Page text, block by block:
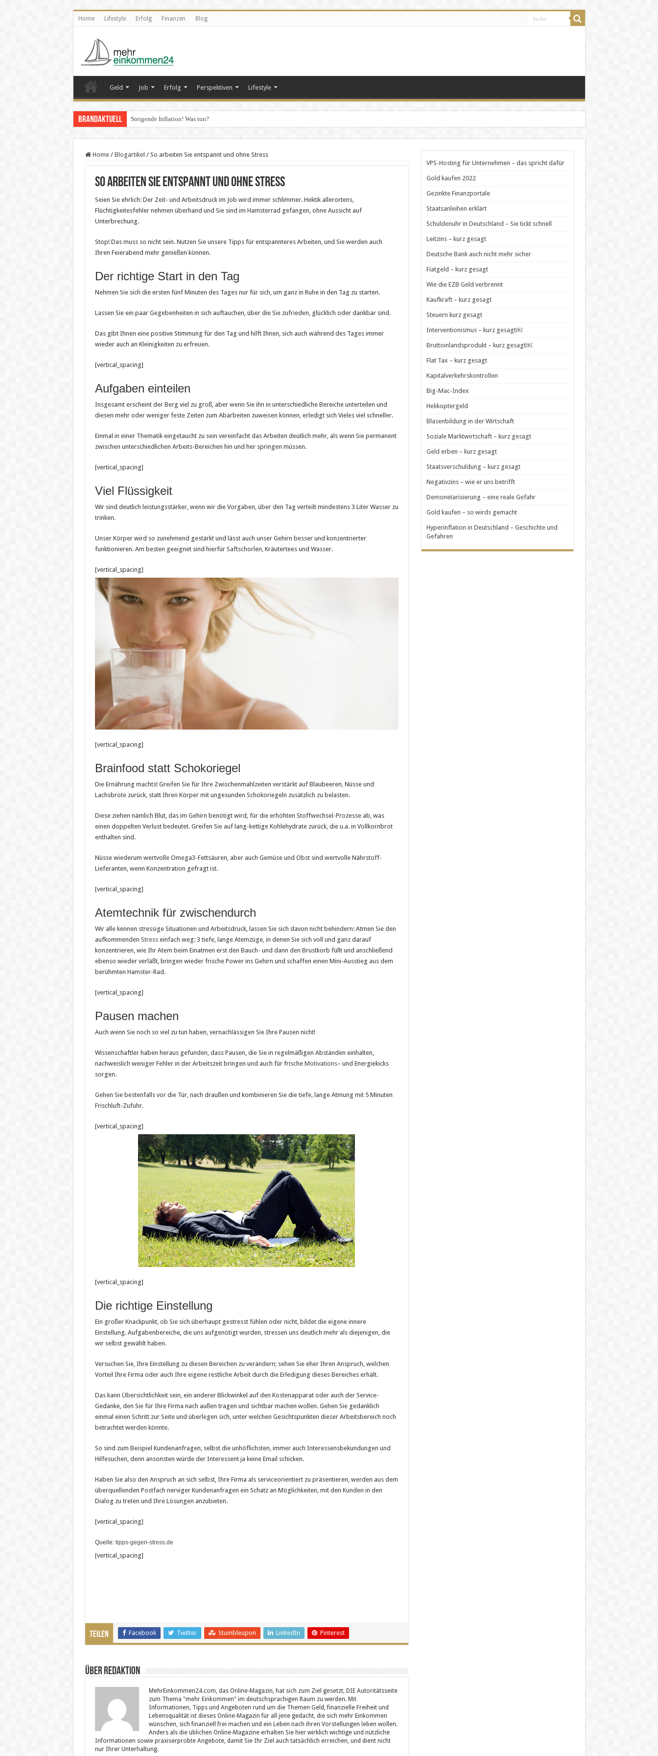
Home Lifestyle Erfolg Finanzen Blog
Geld Job Erfolg Perspektiven Lifestyle
Brandaktuell Steigende Inflation! Was tun?
Home / Blogartikel / So arbeiten Sie entspannt und ohne Stress
So arbeiten Sie entspannt und ohne Stress
Seien Sie ehrlich: Der Zeit- und Arbeitsdruck im Job wird immer schlimmer. Hektik allerortens,
Flüchtigkeitesfehler nehmen überhand und Sie sind im Hamsterrad gefangen, ohne Aussicht auf
Unterbrechung.
Stop! Das muss so nicht sein. Nutzen Sie unsere Tipps für entspannteres Arbeiten, und Sie werden auch
Ihren Feierabend mehr genießen können.
Der richtige Start in den Tag
Nehmen Sie sich die ersten fünf Minuten des Tages nur für sich, um ganz in Ruhe in den Tag zu starten.
Lassen Sie ein paar Gegebenheiten in sich auftauchen, über die Sie zufrieden, glücklich oder dankbar sind.
Das gibt Ihnen eine positive Stimmung für den Tag und hilft Ihnen, sich auch während des Tages immer
wieder auch an Kleinigkeiten zu erfreuen.
[vertical_spacing]
Aufgaben einteilen
Insgesamt erscheint der Berg viel zu groß, aber wenn Sie ihn in unterschiedliche Bereiche unterteilen und
diesen mehr oder weniger feste Zeiten zum Abarbeiten zuweisen können, erledigt sich Vieles viel schneller.
Einmal in einer Thematik eingetaucht zu sein vereinfacht das Arbeiten deutlich mehr, als wenn Sie permanent
zwischen unterschiedlichen Arbeits-Bereichen hin und her springen müssen.
[vertical_spacing]
Viel Flüssigkeit
Wir sind deutlich leistungsstärker, wenn wir die Vorgaben, über den Tag verteilt mindestens 3 Liter Wasser zu
trinken.
Unser Körper wird so zunehmend gestärkt und lässt auch unser Gehirn besser und konzentrierter
funktionieren. Am besten geeignet sind hierfür Saftschorlen, Kräutertees und Wasser.
[vertical_spacing]
[vertical_spacing]
Brainfood statt Schokoriegel
Die Ernährung machts! Greifen Sie für Ihre Zwischenmahlzeiten verstärkt auf Blaubeeren, Nüsse und
Lachsbrote zurück, statt Ihren Körper mit ungesunden Schokoriegeln zusätzlich zu belasten.
Diese ziehen nämlich Blut, das im Gehirn benötigt wird, für die erhöhten Stoffwechsel-Prozesse ab, was
einen doppelten Verlust bedeutet. Greifen Sie auf lang-kettige Kohlehydrate zurück, die u.a. in Vollkornbrot
enthalten sind.
Nüsse wiederum wertvolle Omega3-Fettsäuren, aber auch Gemüse und Obst sind wertvolle Nährstoff-
Lieferanten, wenn Konzentration gefragt ist.
[vertical_spacing]
Atemtechnik für zwischendurch
Wir alle kennen stressige Situationen und Arbeitsdruck, lassen Sie sich davon nicht behindern: Atmen Sie den
aufkommenden Stresseinfach weg: 3 tiefe, lange Atemzüge, in denen Sie sich voll und ganz darauf
konzentrieren, wie Ihr Atem beim Einatmen erst den Bauch- und dann den Brustkorb füllt und anschließend
ebenso wieder verläßt, bringen wieder frische Power ins Gehirn und schaffen einen Mini-Ausstieg aus dem
berühmten Hamster-Rad.
[vertical_spacing]
Pausen machen
Auch wenn Sie noch so viel zu tun haben, vernachlässigen Sie Ihre Pausen nicht!
Wissenschaftler haben heraus gefunden, dass Pausen, die Sie in regelmäßigen Abständen einhalten,
nachweislich weniger Fehler in der Arbeitszeit bringen und auch für frische Motivations– und Energiekicks
sorgen.
Gehen Sie bestenfalls vor die Tür, nach draußen und kombinieren Sie die tiefe, lange Atmung mit 5 Minuten
Frischluft-Zufuhr.
[vertical_spacing]
[vertical_spacing]
Die richtige Einstellung
Ein großer Knackpunkt, ob Sie sich überhaupt gestresst fühlen oder nicht, bildet die eigene innere
Einstellung. Aufgabenbereiche, die uns aufgenötigt wurden, stressen uns deutlich mehr als diejenigen, die
wir selbst gewählt haben.
Versuchen Sie, Ihre Einstellung zu diesen Bereichen zu verändern; sehen Sie eher Ihren Anspruch, welchen
Vorteil Ihre Firma oder auch Ihre eigene restliche Arbeit durch die Erledigung dieses Bereiches erhält.
Das kann Übersichtlichkeit sein, ein anderer Blickwinkel auf den Kostenapparat oder auch der Service-
Gedanke, den Sie für Ihre Firma nach außen tragen und sichtbar machen wollen. Gehen Sie gedanklich
einmal einen Schritt zur Seite und überlegen sich, unter welchen Gesichtspunkten dieser Arbeitsbereich noch
betrachtet werden könnte.
So sind zum Beispiel Kundenanfragen, selbst die unhöflichsten, immer auch Interessensbekundungen und
Hilfesuchen, denn ansonsten würde der Interessent ja keine Email schicken.
Haben Sie also den Anspruch an sich selbst, Ihre Firma als serviceorientiert zu präsentieren, werden aus dem
überquellenden Postfach nerviger Kundenanfragen ein Schatz an Möglichkeiten, mit den Kunden in den
Dialog zu treten und Ihre Lösungen anzubieten.
[vertical_spacing]
Quelle: tipps-gegen-stress.de
[vertical_spacing]
Teilen Facebook Twitter Stumbleupon LinkedIn Pinterest
Über Redaktion
MehrEinkommen24.com, das Online-Magazin, hat sich zum Ziel gesetzt, DIE Autoritätsseite
zum Thema "mehr Einkommen" im deutschsprachigen Raum zu werden. Mit
Informationen, Tipps und Angeboten rund um die Themen Geld, finanzielle Freiheit und
Lebensqualität ist dieses Online-Magazin für all jene gedacht, die sich mehr Einkommen
wünschen, sich finanziell frei machen und ein Leben nach ihren Vorstellungen leben wollen.
Anders als die üblichen Online-Magazine erhalten Sie hier wirklich wichtige und nützliche
Informationen sowie praxiserprobte Angebote, damit Sie Ihr Ziel auch tatsächlich erreichen, und dient nicht
nur Ihrer Unterhaltung.
VPS-Hosting für Unternehmen – das spricht dafür
Gold kaufen 2022
Gezinkte Finanzportale
Staatsanleihen erklärt
Schuldenuhr in Deutschland – Sie tickt schnell
Leitzins – kurz gesagt
Deutsche Bank auch nicht mehr sicher
Fiatgeld – kurz gesagt
Wie die EZB Geld verbrennt
Kaufkraft – kurz gesagt
Steuern kurz gesagt
Interventionismus – kurz gesagt￼
Bruttoinlandsprodukt – kurz gesagt￼
Flat Tax – kurz gesagt
Kapitalverkehrskontrollen
Big-Mac-Index
Helikoptergeld
Blasenbildung in der Wirtschaft
Soziale Marktwirtschaft – kurz gesagt
Geld erben – kurz gesagt
Staatsverschuldung – kurz gesagt
Negativzins – wie er uns betrifft
Demonetarisierung – eine reale Gefahr
Gold kaufen – so wirds gemacht
Hyperinflation in Deutschland – Geschichte und
Gefahren